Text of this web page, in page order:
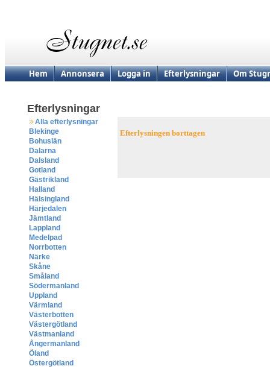
Hem Annonsera Logga in Efterlysningar Om
Efterlysningar
Alla efterlysningar
Blekinge
Bohuslän
Dalarna
Dalsland
Gotland
Gästrikland
Halland
Hälsingland
Härjedalen
Jämtland
Lappland
Medelpad
Norrbotten
Närke
Skåne
Småland
Södermanland
Uppland
Värmland
Västerbotten
Västergötland
Västmanland
Ångermanland
Öland
Östergötland
Efterlysningen borttagen